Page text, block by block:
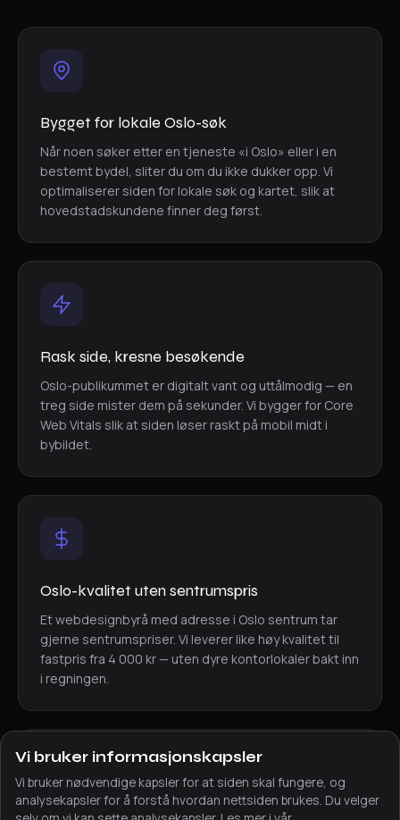
Bygget for lokale Oslo-søk
Når noen søker etter en tjeneste «i Oslo» eller i en
bestemt bydel, sliter du om du ikke dukker opp. Vi
optimaliserer siden for lokale søk og kartet, slik at
hovedstadskundene finner deg først.
Rask side, kresne besøkende
Oslo-publikummet er digitalt vant og uttålmodig — en
treg side mister dem på sekunder. Vi bygger for Core
Web Vitals slik at siden løser raskt på mobil midt i
bybildet.
Oslo-kvalitet uten sentrumspris
Et webdesignbyrå med adresse i Oslo sentrum tar
gjerne sentrumspriser. Vi leverer like høy kvalitet til
fastpris fra 4 000 kr — uten dyre kontorlokaler bakt inn
i regningen.
Vi bruker informasjonskapsler
Vi bruker nødvendige kapsler for at siden skal fungere, og
analysekapsler for å forstå hvordan nettsiden brukes. Du velger